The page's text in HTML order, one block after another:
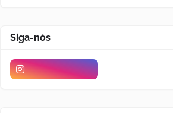
Siga-nós